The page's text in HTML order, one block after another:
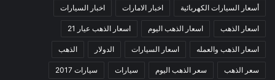
أسعار السيارات الكهربائية اخبار الامارات اخبار السيارات
اسعار الذهب اسعار الذهب اليوم اسعار الذهب عيار 21
اسعار الذهب والعمله اسعار السيارات الدولار الذهب
سعر الذهب سعر الذهب اليوم سيارات سيارات 2017